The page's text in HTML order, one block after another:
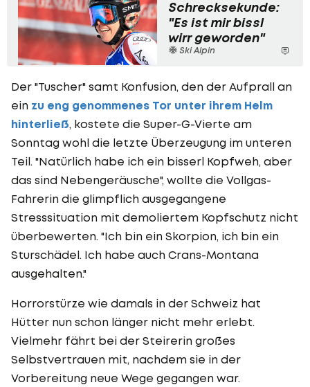
Schrecksekunde:
"Es ist mir bissl
wirr geworden"
Ski Alpin
Der "Tuscher" samt Konfusion, den der Aufprall an
ein zu eng genommenes Tor unter ihrem Helm
hinterließ, kostete die Super-G-Vierte am
Sonntag wohl die letzte Überzeugung im unteren
Teil. "Natürlich habe ich ein bisserl Kopfweh, aber
das sind Nebengeräusche", wollte die Vollgas-
Fahrerin die glimpflich ausgegangene
Stresssituation mit demoliertem Kopfschutz nicht
überbewerten. "Ich bin ein Skorpion, ich bin ein
Sturschädel. Ich habe auch Crans-Montana
ausgehalten."
Horrorstürze wie damals in der Schweiz hat
Hütter nun schon länger nicht mehr erlebt.
Vielmehr fährt bei der Steirerin großes
Selbstvertrauen mit, nachdem sie in der
Vorbereitung neue Wege gegangen war.